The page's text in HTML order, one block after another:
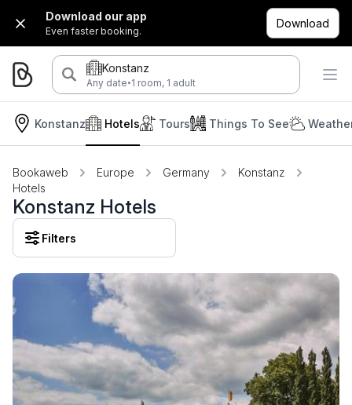
Download our app
Even faster booking.
Download
Konstanz
Any date·1 room, 1 adult
Konstanz Hotels Tours Things To See
Bookaweb Europe Germany
Konstanz
Hotels
Konstanz Hotels
Filters